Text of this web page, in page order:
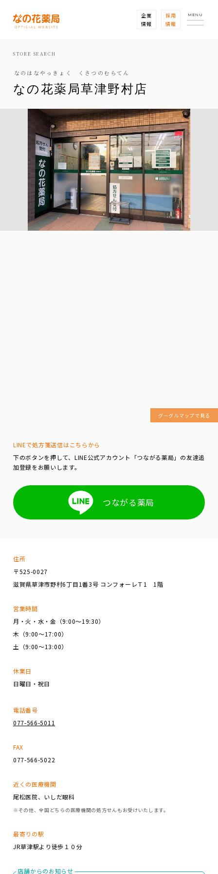
企業
情報
採用
情報
MENU
STORE SEARCH
なのはなやっきょく くさつのむらてん
なの花薬局草津野村店
グーグルマップで見る
LINEで処方箋送信はこちらから
下のボタンを押して、LINE公式アカウント「つながる薬局」の友達追
加登録をお願いします。
つながる薬局
住所
〒525-0027
滋賀県草津市野村6丁目1番3号 コンフォーレＴ1 1階
営業時間
月・火・水・金（9:00～19:30）
木（9:00～17:00）
土（9:00～13:00）
休業日
日曜日・祝日
電話番号
077-566-5011
FAX
077-566-5022
近くの医療機関
尾松医院、いしだ眼科
※その他、全国どちらの医療機関の処方せんもお受けいたします。
最寄りの駅
JR草津駅より徒歩１０分
店舗からのお知らせ